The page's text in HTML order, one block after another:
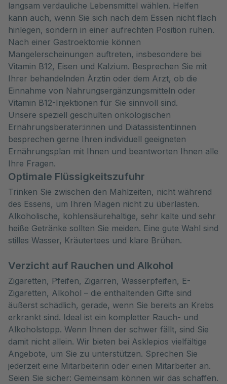
langsam verdauliche Lebensmittel wählen. Helfen
kann auch, wenn Sie sich nach dem Essen nicht flach
hinlegen, sondern in einer aufrechten Position ruhen.
Nach einer Gastroektomie können
Mangelerscheinungen auftreten, insbesondere bei
Vitamin B12, Eisen und Kalzium. Besprechen Sie mit
Ihrer behandelnden Ärztin oder dem Arzt, ob die
Einnahme von Nahrungsergänzungsmitteln oder
Vitamin B12-Injektionen für Sie sinnvoll sind.
Unsere speziell geschulten onkologischen
Ernährungsberater:innen und Diätassistent:innen
besprechen gerne Ihren individuell geeigneten
Ernährungsplan mit Ihnen und beantworten Ihnen alle
Ihre Fragen.
Optimale Flüssigkeitszufuhr
Trinken Sie zwischen den Mahlzeiten, nicht während
des Essens, um Ihren Magen nicht zu überlasten.
Alkoholische, kohlensäurehaltige, sehr kalte und sehr
heiße Getränke sollten Sie meiden. Eine gute Wahl sind
stilles Wasser, Kräutertees und klare Brühen.
Verzicht auf Rauchen und Alkohol
Zigaretten, Pfeifen, Zigarren, Wasserpfeifen, E-
Zigaretten, Alkohol – die enthaltenden Gifte sind
äußerst schädlich, gerade, wenn Sie bereits an Krebs
erkrankt sind. Ideal ist ein kompletter Rauch- und
Alkoholstopp. Wenn Ihnen der schwer fällt, sind Sie
damit nicht allein. Wir bieten bei Asklepios vielfältige
Angebote, um Sie zu unterstützen. Sprechen Sie
jederzeit eine Mitarbeiterin oder einen Mitarbeiter an.
Seien Sie sicher: Gemeinsam können wir das schaffen.